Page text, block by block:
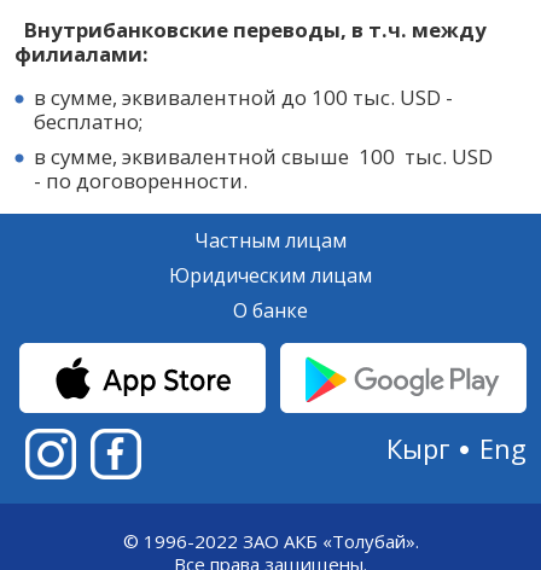
Внутрибанковские переводы, в т.ч. между
филиалами:
в сумме, эквивалентной до 100 тыс. USD -
бесплатно;
в сумме, эквивалентной свыше 100 тыс. USD
- по договоренности.
Частным лицам
Юридическим лицам
О банке
Eng
Кырг
© 1996-2022 ЗАО АКБ «Толубай».
Все права защищены.